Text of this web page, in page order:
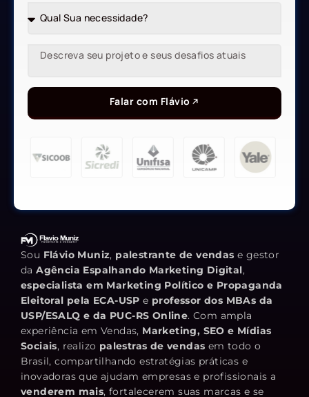
Falar com Flávio
Sou Flávio Muniz, palestrante de vendas e gestor
daAgência Espalhando Marketing Digital,
especialista em Marketing Político e Propaganda
Eleitoral pela ECA-USP e professor dos MBAs da
USP/ESALQ e da PUC-RS Online. Com ampla
experiência em Vendas, Marketing, SEO e Mídias
Sociais, realizo palestras de vendas em todo o
Brasil, compartilhando estratégias práticas e
inovadoras que ajudam empresas e profissionais a
venderem mais, fortalecerem suas marcas e se